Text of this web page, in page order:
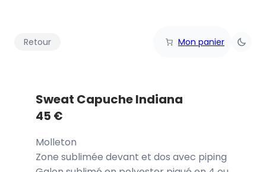
Retour Mon panier
Sweat Capuche Indiana
45 €
Molleton
Zone sublimée devant et dos avec piping